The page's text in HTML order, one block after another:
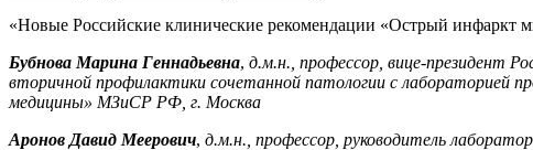
«Новые Российские клинические рекомендации «Острый инфаркт
Бубнова Марина Геннадьевна, д.м.н., профессор, вице-президент
вторичной профилактики сочетанной патологии с лабораторией
медицины» МЗиСР РФ, г. Москва
Аронов Давид Меерович, д.м.н., профессор, руководитель лаборатор